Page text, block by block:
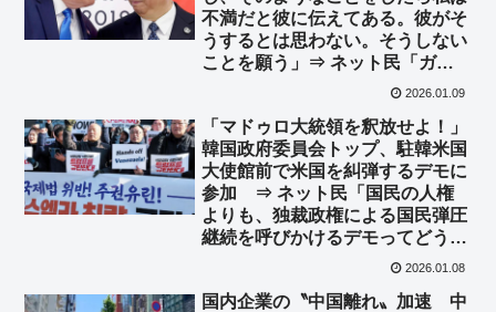
不満だと彼に伝​えてある。彼がそ
うするとは思わない。そうしない
ことを願う」⇒ ネット民「ガッ
2026.01.09
「マドゥロ大統領を釈放せよ！」
韓国政府委員会トップ、駐韓米国
大使館前で米国を糾弾するデモに
参加 ⇒ ネット民「国民の人権
よりも、独裁政権による国民弾圧
継続を呼びかけるデモってどうな
2026.01.08
国内企業の〝中国離れ〟加速 中